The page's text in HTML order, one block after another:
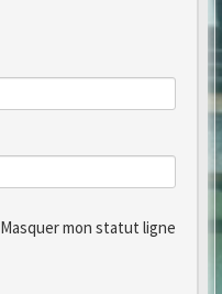
Masquer mon statut ligne